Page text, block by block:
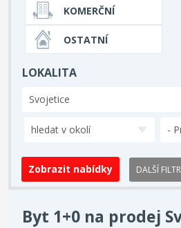
KOMERČNÍ
OSTATNÍ
LOKALITA
hledat v okolí -
DALŠÍ
Byt 1+0 na prodej